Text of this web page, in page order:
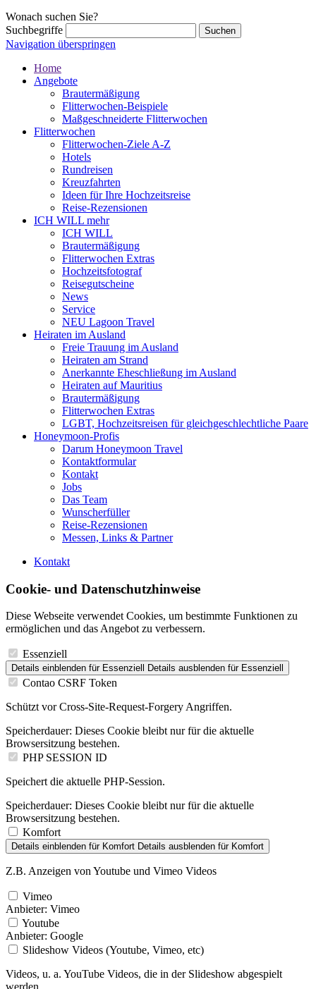
Wonach suchen Sie?
Suchbegriffe
Navigation überspringen
Home
Angebote
Brautermäßigung
Flitterwochen-Beispiele
Maßgeschneiderte Flitterwochen
Flitterwochen
Flitterwochen-Ziele A-Z
Hotels
Rundreisen
Kreuzfahrten
Ideen für Ihre Hochzeitsreise
Reise-Rezensionen
ICH WILL mehr
ICH WILL
Brautermäßigung
Flitterwochen Extras
Hochzeitsfotograf
Reisegutscheine
News
Service
NEU Lagoon Travel
Heiraten im Ausland
Freie Trauung im Ausland
Heiraten am Strand
Anerkannte Eheschließung im Ausland
Heiraten auf Mauritius
Brautermäßigung
Flitterwochen Extras
LGBT, Hochzeitsreisen für gleichgeschlechtliche Paare
Honeymoon-Profis
Darum Honeymoon Travel
Kontaktformular
Kontakt
Jobs
Das Team
Wunscherfüller
Reise-Rezensionen
Messen, Links & Partner
Kontakt
Cookie- und Datenschutzhinweise
Diese Webseite verwendet Cookies, um bestimmte Funktionen zu
ermöglichen und das Angebot zu verbessern.
Essenziell
Details einblenden für Essenziell Details ausblenden für Essenziell
Contao CSRF Token
Schützt vor Cross-Site-Request-Forgery Angriffen.
Speicherdauer: Dieses Cookie bleibt nur für die aktuelle
Browsersitzung bestehen.
PHP SESSION ID
Speichert die aktuelle PHP-Session.
Speicherdauer: Dieses Cookie bleibt nur für die aktuelle
Browsersitzung bestehen.
Komfort
Details einblenden für Komfort Details ausblenden für Komfort
Z.B. Anzeigen von Youtube und Vimeo Videos
Vimeo
Anbieter: Vimeo
Youtube
Anbieter: Google
Slideshow Videos (Youtube, Vimeo, etc)
Videos, u. a. YouTube Videos, die in der Slideshow abgespielt